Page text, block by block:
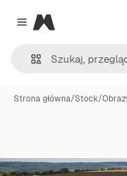
Close menu
Magnific
Strona główna/Stock/